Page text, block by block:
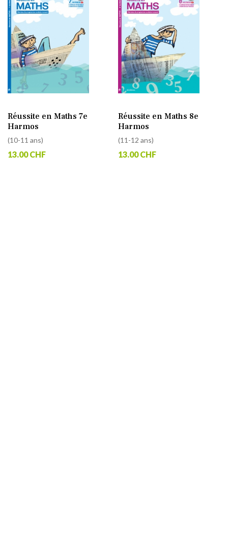
Réussite en Maths 7e
Harmos
(10-11 ans)
13.00 CHF
Réussite en Maths 8e
Harmos
(11-12 ans)
13.00 CHF